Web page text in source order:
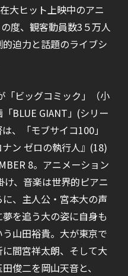
大ヒット上映中のアニ
度、観客動員数3５万人
迫力と話題のライブシ
「ビッグコミック」（小
BLUE GIANT」(シリー
、「モブサイコ100」
ン ゼロの執行人』(18)
8。アニメーション
、音楽は世界的ピアニ
、主人公・宮本大の声
を追う大の姿に自身も
山田裕貴。大が東京で
間宮祥太朗、そして大
俊二を岡山天音と、